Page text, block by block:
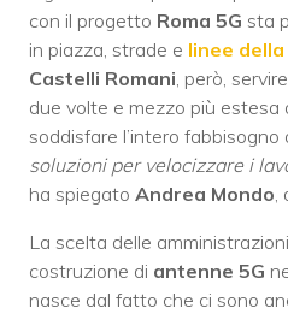
con il progetto Roma 5G sta
in piazza, strade e linee
Castelli Romani, però,
due volte e mezzo più estesa
soddisfare l’intero fabbisogno
soluzioni per velocizzare i
ha spiegato Andrea Mondo,
La scelta delle
costruzione di antenne 5G
nasce dal fatto che ci sono